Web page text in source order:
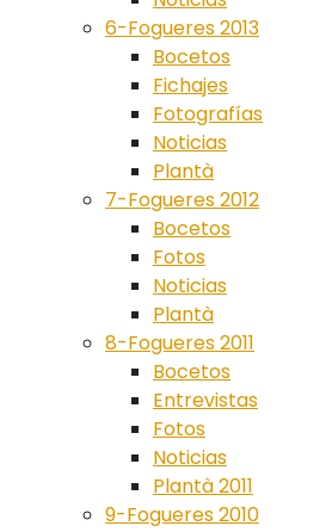
6-Fogueres 2013
Bocetos
Fichajes
Fotografías
Noticias
Plantà
7-Fogueres 2012
Bocetos
Fotos
Noticias
Plantà
8-Fogueres 2011
Bocetos
Entrevistas
Fotos
Noticias
Plantà 2011
9-Fogueres 2010